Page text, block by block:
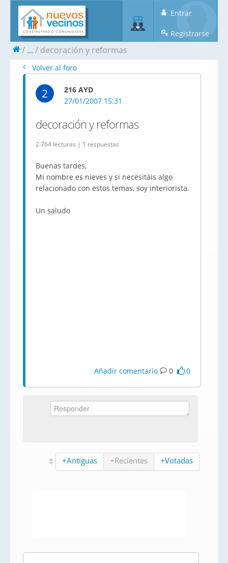
Entrar
Registrarse
... decoración y reformas
Volver al foro
2
216 AYD
27/01/2007 15:31
decoración y reformas
2.764 lecturas | 1 respuestas
Buenas tardes,
Mi nombre es nieves y si necesitáis algo
relacionado con estos temas, soy interiorista.
Un saludo
Añadir comentario 0 0
+Antiguas +Recientes +Votadas